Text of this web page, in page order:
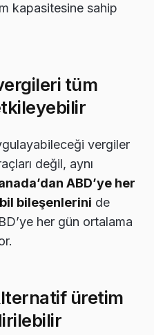
kapasitesine sahip
tüm
vergiler
değil, aynı
ABD’ye her
bileşenlerini de
her gün ortalama
üretim